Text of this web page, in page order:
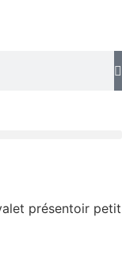
présentoir petit